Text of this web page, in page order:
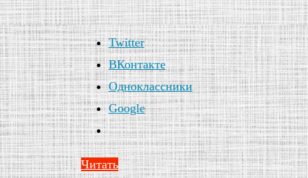
Twitter
ВКонтакте
Одноклассники
Google
Читать